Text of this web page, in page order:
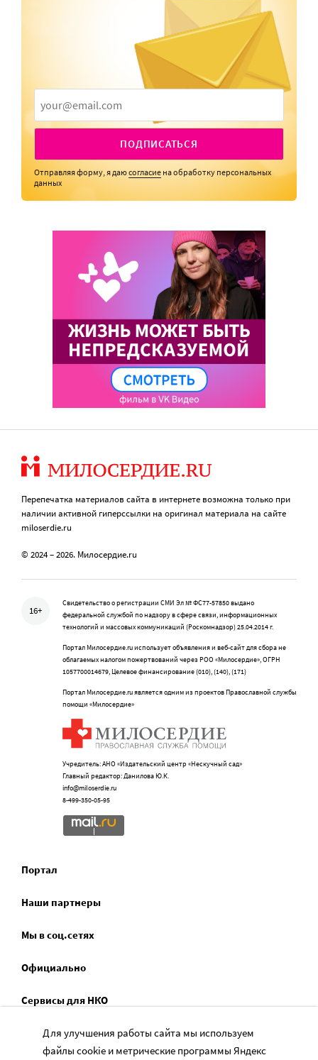
ПОДПИСАТЬСЯ
Отправляя форму, я даюсогласие на обработку персональных
данных
Перепечатка материалов сайта в интернете возможна только при
наличии активной гиперссылки на оригинал материала на сайте
miloserdie.ru
© 2024 – 2026. Милосердие.ru
16+
Свидетельство о регистрации СМИ Эл № ФС77-57850 выдано
федеральной службой по надзору в сфере связи, информационных
технологий и массовых коммуникаций (Роскомнадзор) 25.04.2014 г.
Портал Милосердие.ru использует объявления и веб-сайт для сбора не
облагаемых налогом пожертвований через РОО «Милосердие», ОГРН
1057700014679, Целевое финансирование (010), (140), (171)
Портал Милосердие.ru является одним из проектов Православной службы
помощи «Милосердие»
Учредитель: АНО «Издательский центр «Нескучный сад»
Главный редактор: Данилова Ю.К.
info@miloserdie.ru
8-499-350-05-95
Портал
Наши партнеры
Мы в соц.сетях
Официально
Сервисы для НКО
Спецпроекты
Для улучшения работы сайта мы используем
файлы cookie и метрические программы Яндекс